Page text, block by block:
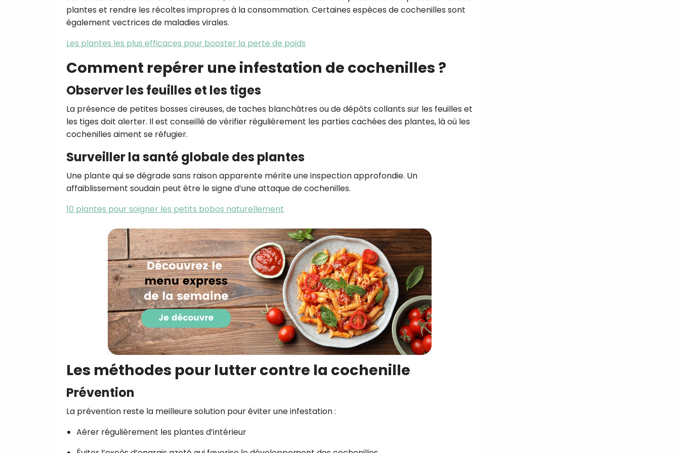
plantes et rendre les récoltes impropres à la consommation. Certaines espèces de cochenilles sont
également vectrices de maladies virales.
Les plantes les plus efficaces pour booster la perte de poids
Comment repérer une infestation de cochenilles ?
Observer les feuilles et les tiges
La présence de petites bosses cireuses, de taches blanchâtres ou de dépôts collants sur les feuilles et
les tiges doit alerter. Il est conseillé de vérifier régulièrement les parties cachées des plantes, là où les
cochenilles aiment se réfugier.
Surveiller la santé globale des plantes
Une plante qui se dégrade sans raison apparente mérite une inspection approfondie. Un
affaiblissement soudain peut être le signe d’une attaque de cochenilles.
10 plantes pour soigner les petits bobos naturellement
Les méthodes pour lutter contre la cochenille
Prévention
La prévention reste la meilleure solution pour éviter une infestation :
Aérer régulièrement les plantes d’intérieur